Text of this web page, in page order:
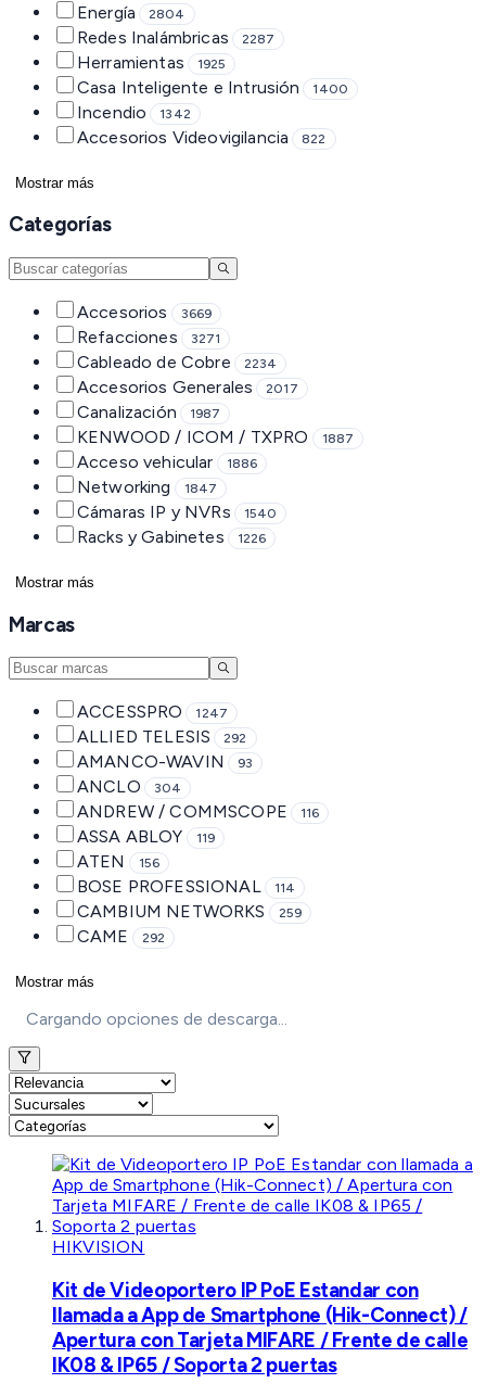
Energía 2804
Redes Inalámbricas 2287
Herramientas 1925
Casa Inteligente e Intrusión 1400
Incendio 1342
Accesorios Videovigilancia 822
Mostrar más
Categorías
Accesorios 3669
Refacciones 3271
Cableado de Cobre 2234
Accesorios Generales 2017
Canalización 1987
KENWOOD / ICOM / TXPRO 1887
Acceso vehicular 1886
Networking 1847
Cámaras IP y NVRs 1540
Racks y Gabinetes 1226
Mostrar más
Marcas
ACCESSPRO 1247
ALLIED TELESIS 292
AMANCO-WAVIN 93
ANCLO 304
ANDREW / COMMSCOPE 116
ASSA ABLOY 119
ATEN 156
BOSE PROFESSIONAL 114
CAMBIUM NETWORKS 259
CAME 292
Mostrar más
Cargando opciones de descarga...
HIKVISION
Kit de Videoportero IP PoE Estandar con
llamada a App de Smartphone (Hik-Connect) /
Apertura con Tarjeta MIFARE / Frente de calle
IK08 & IP65 / Soporta 2 puertas